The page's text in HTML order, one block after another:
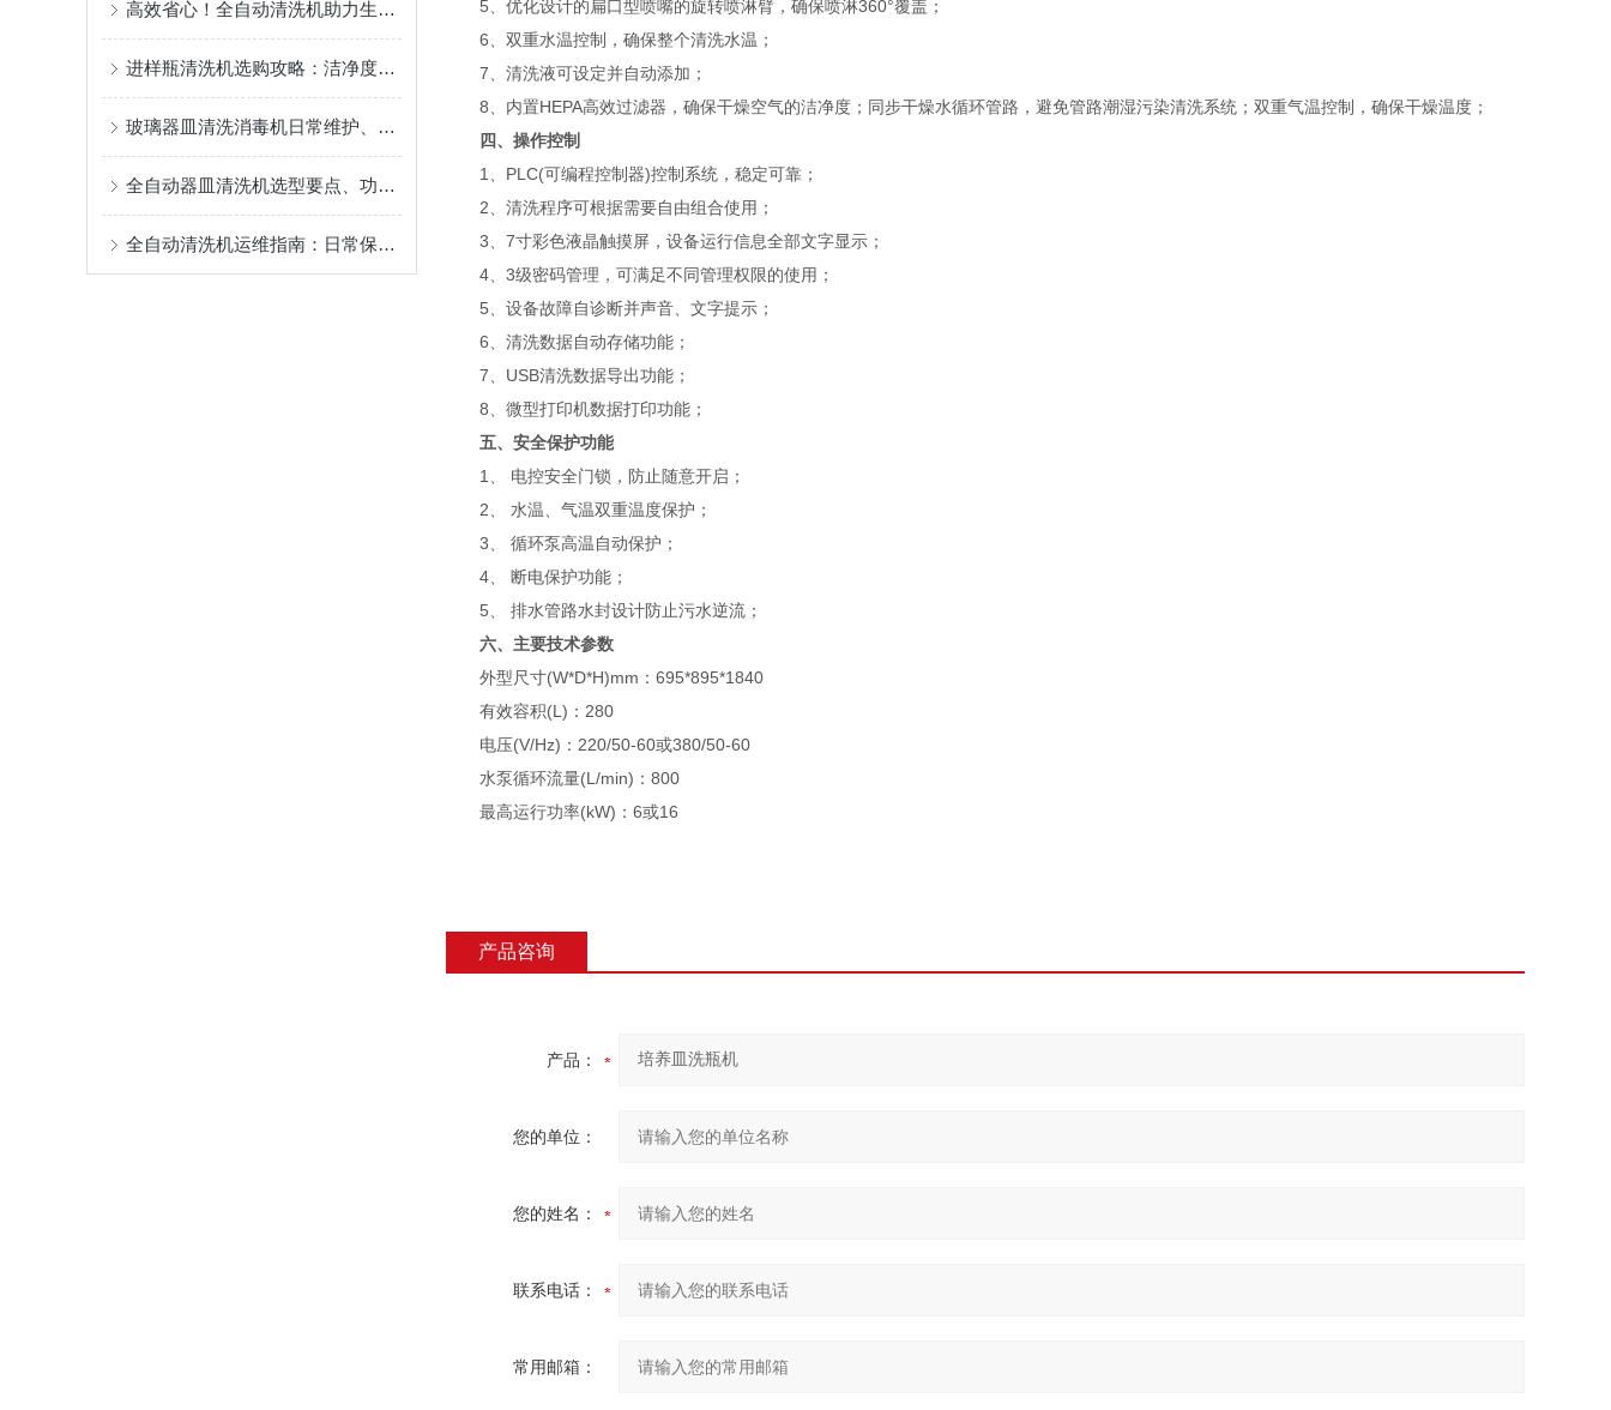
高效省心！全自动清洗机助力生产提质增效
进样瓶清洗机选购攻略：洁净度与清洗效率核心要点解析
玻璃器皿清洗消毒机日常维护、耗材更换与故障处理
全自动器皿清洗机选型要点、功能配置与适用场景
全自动清洗机运维指南：日常保养+故障排查，保障设备长效运行
5、优化设计的扁口型喷嘴的旋转喷淋臂，确保喷淋360°覆盖；
6、双重水温控制，确保整个清洗水温；
7、清洗液可设定并自动添加；
8、内置HEPA高效过滤器，确保干燥空气的洁净度；同步干燥水循环管路，避免管路潮湿污染清洗系统；双重气温控制，确保干燥温度；
四、操作控制
1、PLC(可编程控制器)控制系统，稳定可靠；
2、清洗程序可根据需要自由组合使用；
3、7寸彩色液晶触摸屏，设备运行信息全部文字显示；
4、3级密码管理，可满足不同管理权限的使用；
5、设备故障自诊断并声音、文字提示；
6、清洗数据自动存储功能；
7、USB清洗数据导出功能；
8、微型打印机数据打印功能；
五、安全保护功能
1、 电控安全门锁，防止随意开启；
2、 水温、气温双重温度保护；
3、 循环泵高温自动保护；
4、 断电保护功能；
5、 排水管路水封设计防止污水逆流；
六、主要技术参数
外型尺寸(W*D*H)mm：695*895*1840
有效容积(L)：280
电压(V/Hz)：220/50-60或380/50-60
水泵循环流量(L/min)：800
最高运行功率(kW)：6或16
产品咨询
产品：
您的单位：
您的姓名：
联系电话：
常用邮箱：